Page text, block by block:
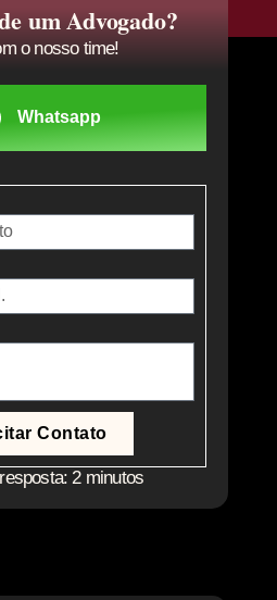
um Advogado?
o nosso time!
Whatsapp
Contato
2 minutos